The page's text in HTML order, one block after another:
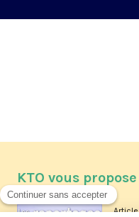
KTO vous propose
Article